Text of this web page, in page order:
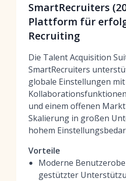
SmartRecruiters
Plattform für
Recruiting
Die Talent Acquisition
SmartRecruiters
globale Einstellungen mit
und einem offenen
Skalierung in großen
hohem
Vorteile
Moderne
gestützter